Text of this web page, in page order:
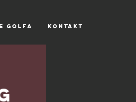
GOLFA KONTAKT